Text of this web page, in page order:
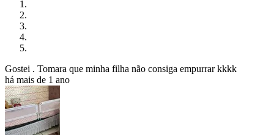
Gostei . Tomara que minha filha não consiga empurrar kkkk
há mais de 1 ano